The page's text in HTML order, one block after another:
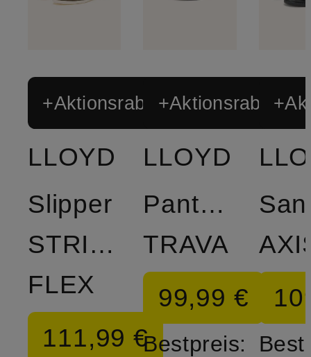
+Aktionsrabatt
LLOYD
Slipper
STRIDE
FLEX
111,99 €
+Aktionsrabatt
LLOYD
Pantoletten
TRAVA
99,99 €
Bestpreis: